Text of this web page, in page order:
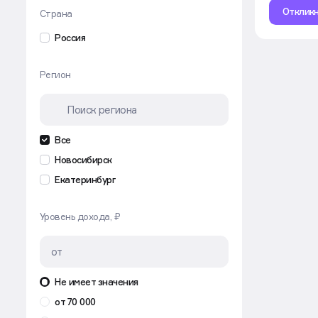
Поддержка
Маркетинг
Контент
Офис
Финансы
Логистика
Спецтехника
АХО
Строительство
Экономика
Охрана труда
Страна
Россия
Регион
Все
Новосибирск
Екатеринбург
Уровень дохода, ₽
Не имеет значения
от 70 000